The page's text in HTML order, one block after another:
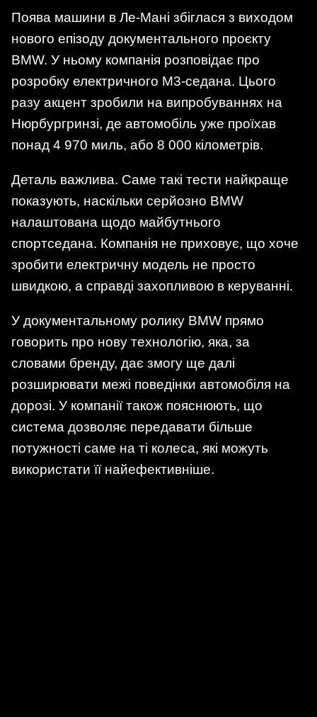
Поява машини в Ле-Мані збіглася з виходом
нового епізоду документального проєкту
BMW. У ньому компанія розповідає про
розробку електричного M3-седана. Цього
разу акцент зробили на випробуваннях на
Нюрбургринзі, де автомобіль уже проїхав
понад 4 970 миль, або 8 000 кілометрів.
Деталь важлива. Саме такі тести найкраще
показують, наскільки серйозно BMW
налаштована щодо майбутнього
спортседана. Компанія не приховує, що хоче
зробити електричну модель не просто
швидкою, а справді захопливою в керуванні.
У документальному ролику BMW прямо
говорить про нову технологію, яка, за
словами бренду, дає змогу ще далі
розширювати межі поведінки автомобіля на
дорозі. У компанії також пояснюють, що
система дозволяє передавати більше
потужності саме на ті колеса, які можуть
використати її найефективніше.